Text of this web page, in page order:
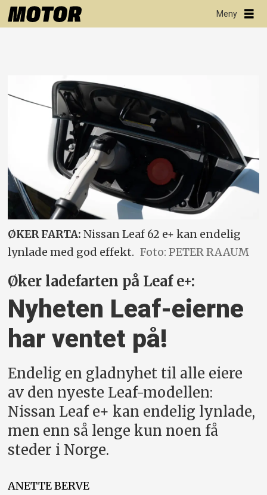
ØKER FARTA:Nissan Leaf 62 e+ kan endelig
lynlade med god effekt. Foto: PETER RAAUM
Øker ladefarten på Leaf e+:
Nyheten Leaf-eierne
har ventet på!
Endelig en gladnyhet til alle eiere
av den nyeste Leaf-modellen:
Nissan Leaf e+ kan endelig lynlade,
men enn så lenge kun noen få
steder i Norge.
ANETTEBERVE